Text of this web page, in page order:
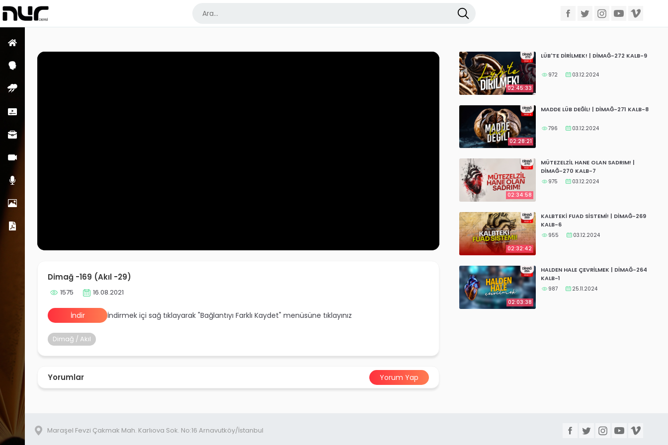
Dimağ -169 (Akıl -29)
1575 16.08.2021
İndir İndirmek içi sağ tıklayarak "Bağlantıyı Farklı Kaydet" menüsüne tıklayınız
Dimağ / Akıl
Yorumlar Yorum Yap
02:45:33
LÜB'TE DİRİLMEK! | DİMAĞ-272 KALB-9
972 03.12.2024
02:28:21
MADDE LÜB DEĞİL! | DİMAĞ-271 KALB-8
796 03.12.2024
02:34:58
MÜTEZELZİL HANE OLAN SADRIM! |
DİMAĞ-270 KALB-7
975 03.12.2024
02:32:42
KALBTEKİ FUAD SİSTEMİ! | DİMAĞ-269
KALB-6
955 03.12.2024
02:03:38
HALDEN HALE ÇEVRİLMEK | DİMAĞ-264
KALB-1
987 25.11.2024
Maraşel Fevzi Çakmak Mah. Karlıova Sok. No:16 Arnavutköy/İstanbul